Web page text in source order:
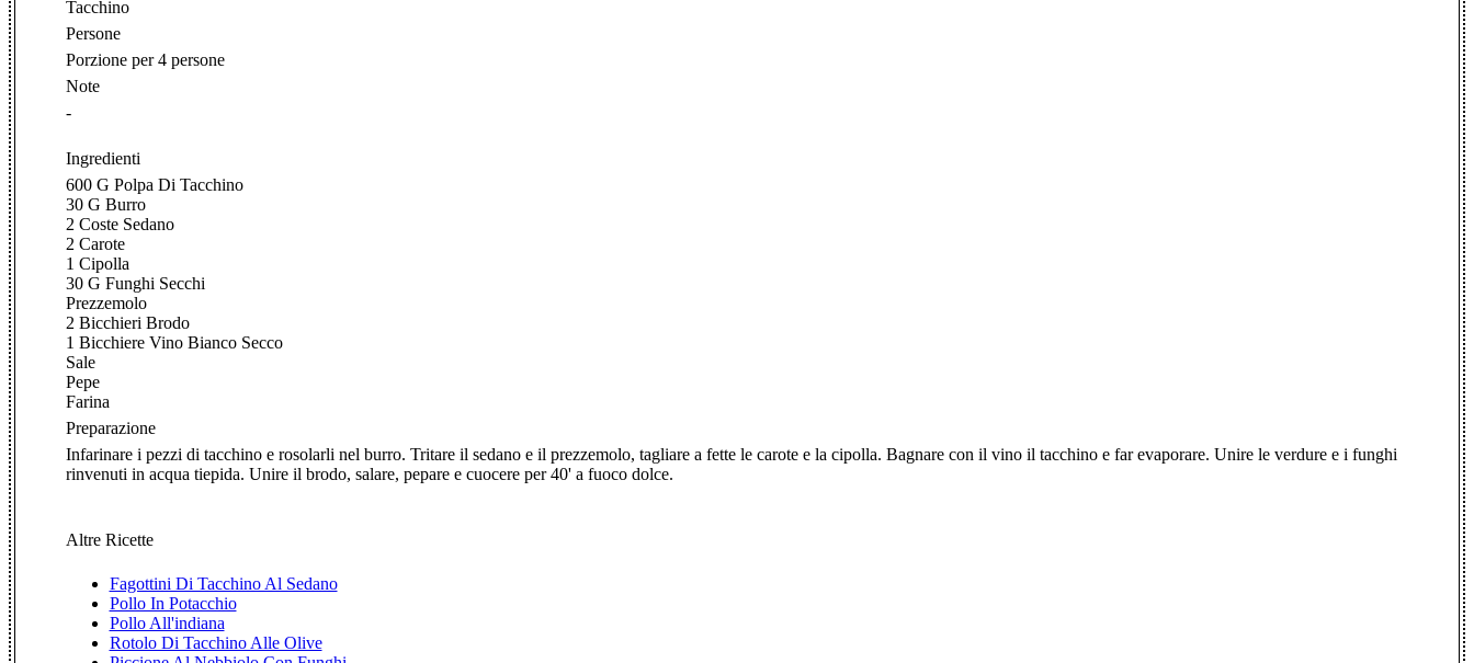
Tacchino
Persone
Porzione per 4 persone
Note
-
Ingredienti
600 G Polpa Di Tacchino
30 G Burro
2 Coste Sedano
2 Carote
1 Cipolla
30 G Funghi Secchi
Prezzemolo
2 Bicchieri Brodo
1 Bicchiere Vino Bianco Secco
Sale
Pepe
Farina
Preparazione
Infarinare i pezzi di tacchino e rosolarli nel burro. Tritare il sedano e il prezzemolo, tagliare a fette le carote e la cipolla. Bagnare con il vino il tacchino e far evaporare. Unire le verdure e i funghi
rinvenuti in acqua tiepida. Unire il brodo, salare, pepare e cuocere per 40' a fuoco dolce.
Altre Ricette
Fagottini Di Tacchino Al Sedano
Pollo In Potacchio
Pollo All'indiana
Rotolo Di Tacchino Alle Olive